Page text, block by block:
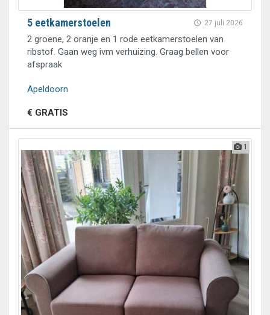
27 juli 2026
5 eetkamerstoelen
2 groene, 2 oranje en 1 rode eetkamerstoelen van
ribstof. Gaan weg ivm verhuizing. Graag bellen voor
afspraak
Apeldoorn
€ GRATIS
1